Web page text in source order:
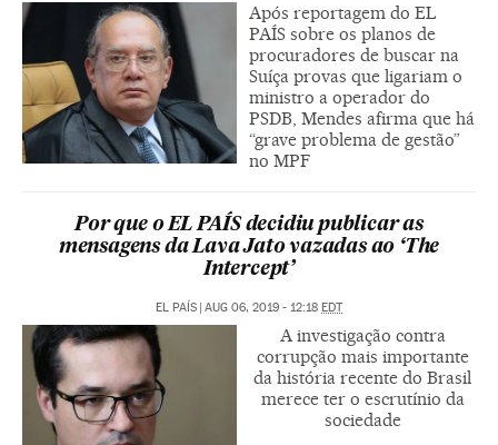
Após reportagem do EL
PAÍS sobre os planos de
procuradores de buscar na
Suíça provas que ligariam o
ministro a operador do
PSDB, Mendes afirma que há
“grave problema de gestão”
no MPF
Por que o EL PAÍS decidiu publicar as
mensagens da Lava Jato vazadas ao ‘The
Intercept’
EL PAÍS | AUG 06, 2019 - 12:18 EDT
A investigação contra
corrupção mais importante
da história recente do Brasil
merece ter o escrutínio da
sociedade